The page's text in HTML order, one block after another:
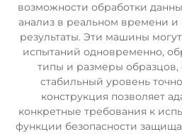
возможности обработки
анализ в реальном времени
результаты. Эти машины
испытаний одновременно,
типы и размеры образцов,
стабильный уровень
конструкция позволяет
конкретные требования к
функции безопасности